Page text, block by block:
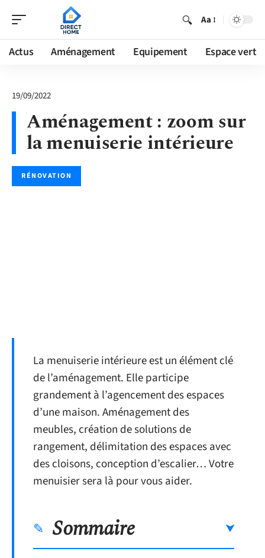
Aa
Actus Aménagement Equipement Espace vert
19/09/2022
Aménagement : zoom sur
la menuiserie intérieure
RÉNOVATION
La menuiserie intérieure est un élément clé
de l’aménagement. Elle participe
grandement à l’agencement des espaces
d’une maison. Aménagement des
meubles, création de solutions de
rangement, délimitation des espaces avec
des cloisons, conception d’escalier… Votre
menuisier sera là pour vous aider.
Sommaire